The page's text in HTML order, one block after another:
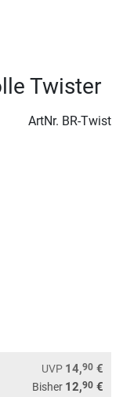
Twister
ArtNr. BR-Twist
UVP 14,90 €
Bisher 12,90 €